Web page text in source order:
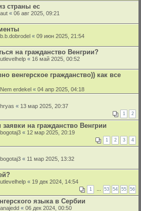
страны ес
aut « 06 авг 2025, 09:21
b.b.dobrodel « 09 июн 2025, 21:54
на гражданство Венгрии?
utlevelhelp « 16 май 2025, 00:52
венгерское гражданство)) как все
Nem erdekel « 04 апр 2025, 04:18
hryas « 13 мар 2025, 20:37
1 2
на гражданство Венгрии
bogotaj3 « 12 мар 2025, 20:19
1 2 3 4
bogotaj3 « 11 мар 2025, 13:32
utlevelhelp « 19 дек 2024, 14:54
1 … 53 54 55 56
языка в Сербии
anajedd « 06 дек 2024, 00:50